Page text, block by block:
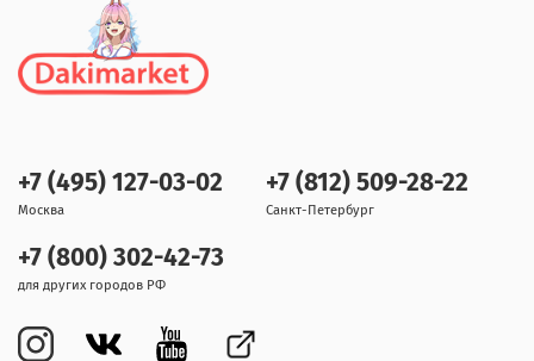
+7 (495) 127-03-02
Москва
+7 (812) 509-28-22
Санкт-Петербург
+7 (800) 302-42-73
для других городов РФ